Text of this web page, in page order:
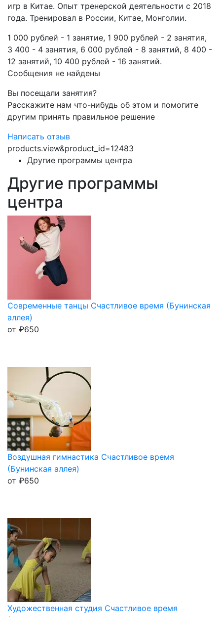
игр в Китае. Опыт тренерской деятельности с 2018
года. Тренировал в России, Китае, Монголии.
1 000 рублей - 1 занятие, 1 900 рублей - 2 занятия,
3 400 - 4 занятия, 6 000 рублей - 8 занятий, 8 400 -
12 занятий, 10 400 рублей - 16 занятий.
Сообщения не найдены
Вы посещали занятия?
Расскажите нам что-нибудь об этом и помогите
другим принять правильное решение
Написать отзыв
products.view&product_id=12483
Другие программы центра
Другие программы
центра
Современные танцы Счастливое время (Бунинская
аллея)
от ₽650
Воздушная гимнастика Счастливое время
(Бунинская аллея)
от ₽650
Художественная студия Счастливое время